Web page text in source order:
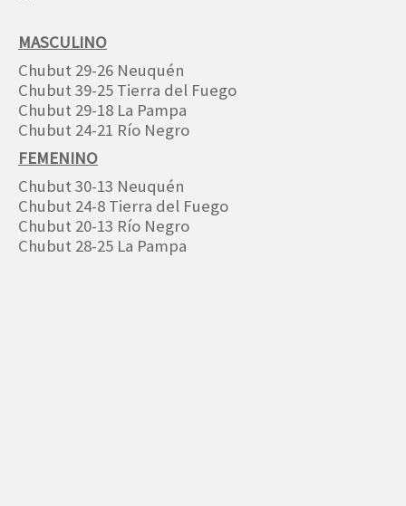
MASCULINO
Chubut 29-26 Neuquén
Chubut 39-25 Tierra del Fuego
Chubut 29-18 La Pampa
Chubut 24-21 Río Negro
FEMENINO
Chubut 30-13 Neuquén
Chubut 24-8 Tierra del Fuego
Chubut 20-13 Río Negro
Chubut 28-25 La Pampa